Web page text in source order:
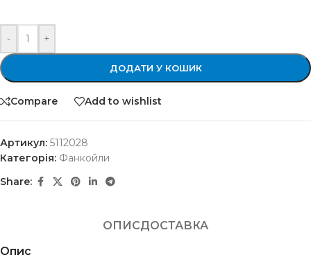
- +
ДОДАТИ У КОШИК
Compare Add to wishlist
Артикул: 5112028
Категорія: Фанкойли
Share:
ОПИСДОСТАВКА
Опис